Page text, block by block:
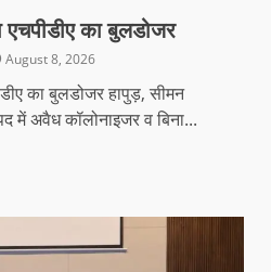
का बुलडोजर
August 8, 2026
का बुलडोजर हापुड़, सीमन
अवैध कॉलोनाइजर व बिना...